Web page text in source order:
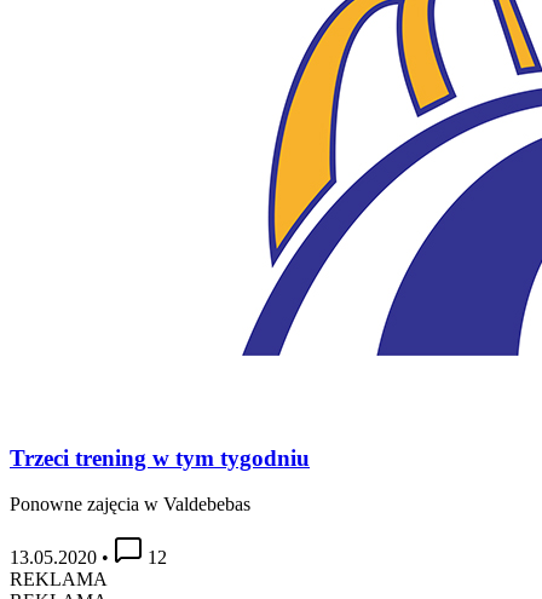
Trzeci trening w tym tygodniu
Ponowne zajęcia w Valdebebas
13.05.2020 •
12
REKLAMA